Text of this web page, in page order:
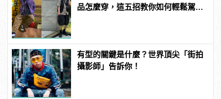
品怎麼穿，這五招教你如何輕鬆駕
有型的關鍵是什麼？世界頂尖「街拍
攝影師」告訴你！